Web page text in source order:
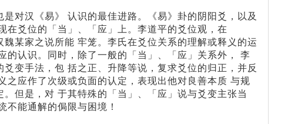
对汉《易》 认识的最佳进路。《易》卦的阴阳爻，以及
爻位的「当」、「应」上。李道平的爻位观，在
某家之说所能 牢笼。李氏在爻位关系的理解或释义的运
认识。同时，除了一般的「当」、「应」关系外， 李
变手法，包 括之正、升降等说，复求爻位的归正，并反
应作了次级或负面的认定，表现出他对良善本质 与规
但是，对 于其特殊的「当」、「应」说与爻变主张当
不能通解的侷限与困境！